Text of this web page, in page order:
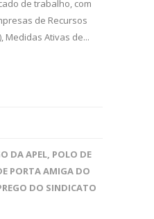
de trabalho, com
de Recursos
Medidas Ativas de...
DA APEL, POLO DE
PORTA AMIGA DO
DO SINDICATO